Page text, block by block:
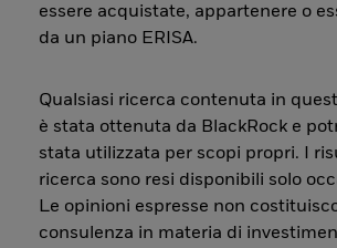
essere acquistate, appartenere o
da un piano ERISA.
Qualsiasi ricerca contenuta in
è stata ottenuta da BlackRock e
stata utilizzata per scopi propri. I
ricerca sono resi disponibili solo
Le opinioni espresse non
consulenza in materia di